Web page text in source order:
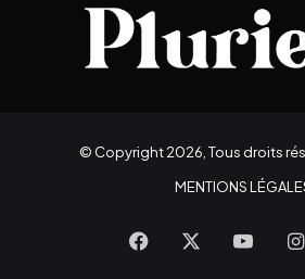
© Copyright 2026, Tous droits
MENTIONS
Facebook